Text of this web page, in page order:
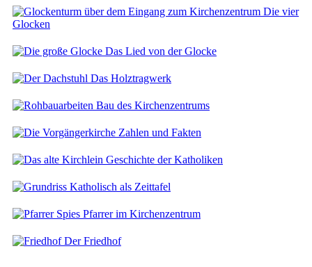
Die vier
Glocken
Das Lied von der Glocke
Das Holztragwerk
Bau des Kirchenzentrums
Zahlen und Fakten
Geschichte der Katholiken
Katholisch als Zeittafel
Pfarrer im Kirchenzentrum
Der Friedhof